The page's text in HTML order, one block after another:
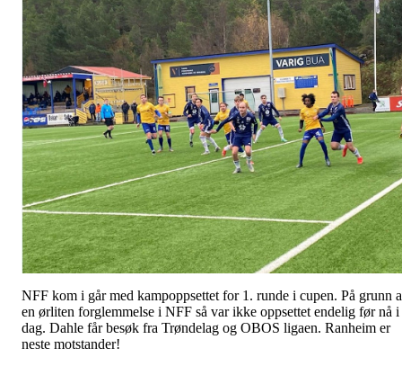
NFF kom i går med kampoppsettet for 1. runde i cupen. På grunn
en ørliten forglemmelse i NFF så var ikke oppsettet endelig før nå i
dag. Dahle får besøk fra Trøndelag og OBOS ligaen. Ranheim er
neste motstander!